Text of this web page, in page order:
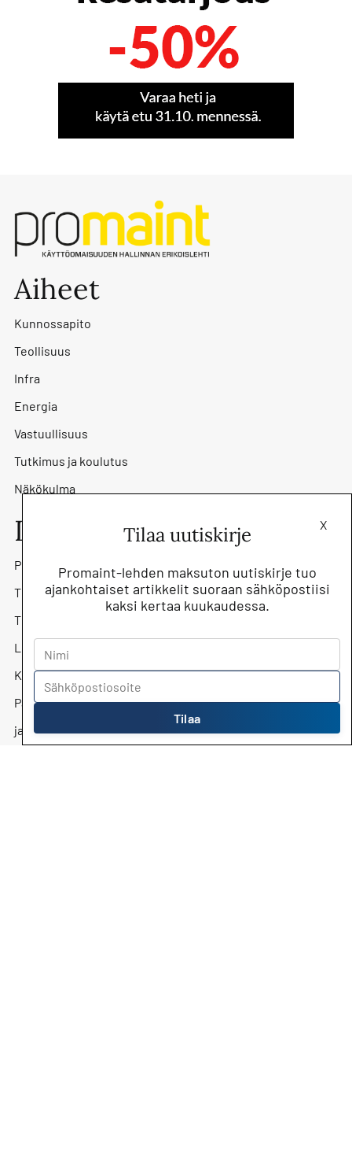
Aiheet
Kunnossapito
Teollisuus
Infra
Energia
Vastuullisuus
Tutkimus ja koulutus
Näkökulma
Lehti
Promaint-lehti
Tilaa lehti
Tilaa uutiskirje
Lehtiarkisto
Kunnossapitoyhdistys Promaint ry
Päätoimittaja Jari Kostiainen
jari.kostiainen@kunnossapito.fi
X
Tilaa uutiskirje
Promaint-lehden maksuton uutiskirje tuo
ajankohtaiset artikkelit suoraan sähköpostiisi
kaksi kertaa kuukaudessa.
Tilaa